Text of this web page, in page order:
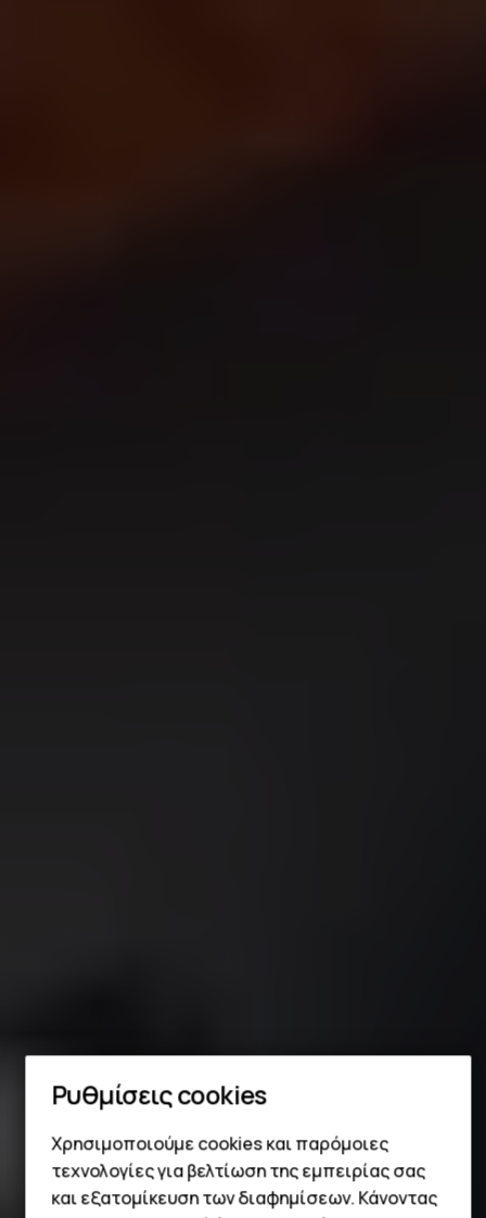
Smartphone
Τηλέφωνα απλής χρήσης
Ρυθμίσεις cookies
Χρησιμοποιούμε cookies και παρόμοιες
τεχνολογίες για βελτίωση της εμπειρίας σας
και εξατομίκευση των διαφημίσεων. Κάνοντας